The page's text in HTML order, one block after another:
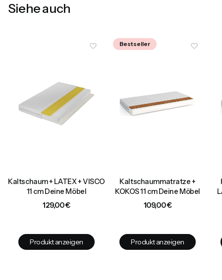
Siehe auch
Kaltschaum + LATEX + VISCO
11 cm Deine Möbel
Preis
129,00 €
Produkt anzeigen
Bestseller
Kaltschaummatratze +
KOKOS 11 cm Deine Möbel
Preis
109,00 €
Produkt anzeigen